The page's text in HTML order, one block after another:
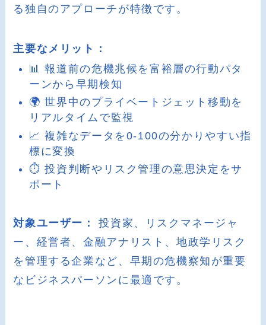
る独自のアプローチが特徴です。
主要なメリット：
📊 報道前の危機兆候を富裕層の行動パタ
ーンから早期検知
🌍 世界中のプライベートジェット移動を
リアルタイムで監視
📈 複雑なデータを0-100の分かりやすい指
標に変換
⏱️ 投資判断やリスク管理の意思決定をサ
ポート
対象ユーザー：
投資家、リスクマネージャ
ー、経営者、金融アナリスト、地政学リスク
を管理する企業など、早期の危機察知が重要
なビジネスパーソンに最適です。